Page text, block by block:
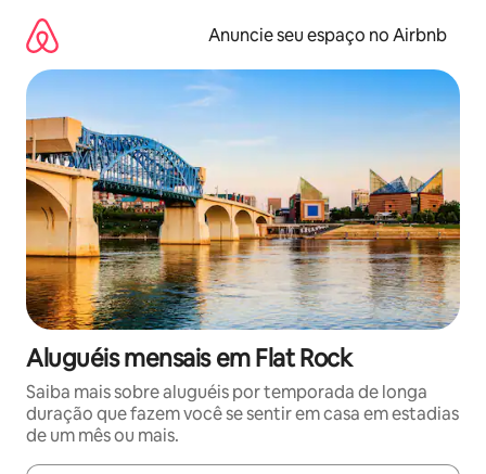
para
conteúdo
Anuncie seu espaço no Airbnb
Aluguéis mensais em Flat Rock
Saiba mais sobre aluguéis por temporada de longa
duração que fazem você se sentir em casa em estadias
de um mês ou mais.